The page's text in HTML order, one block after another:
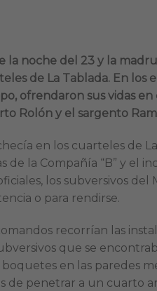
la noche del 23 y la
de La Tablada. En los
ofrendaron sus vidas
Rolón y el sargento
en los cuarteles de
de la Compañía “B” y el
los subversivos
o para rendirse.
recorrían las
que se
en las paredes
de penetrar a un cuarto